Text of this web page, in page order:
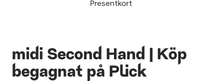
Presentkort
midi Second Hand | Köp
begagnat på Plick